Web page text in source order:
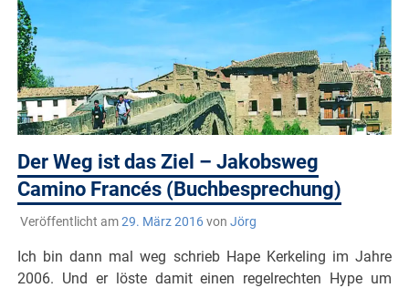
Der Weg ist das Ziel – Jakobsweg
Camino Francés (Buchbesprechung)
Veröffentlicht am29. März 2016von Jörg
Ich bin dann mal weg schrieb Hape Kerkeling im Jahre
2006. Und er löste damit einen regelrechten Hype um